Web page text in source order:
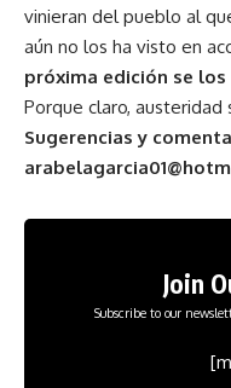
vinieran del pueblo al
aún no los ha visto en
próxima edición se
Porque claro, austeridad
Sugerencias y
Join
Subscribe to our